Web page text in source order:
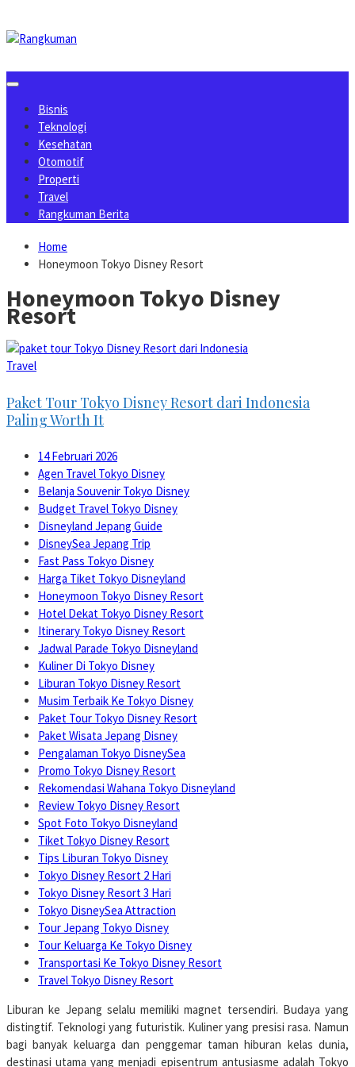
to
content
Bisnis
Teknologi
Kesehatan
Otomotif
Properti
Travel
Rangkuman Berita
Home
Honeymoon Tokyo Disney Resort
Honeymoon Tokyo Disney
Resort
Travel
Paket Tour Tokyo Disney Resort dari Indonesia
Paling Worth It
14 Februari 2026
Agen Travel Tokyo Disney
Belanja Souvenir Tokyo Disney
Budget Travel Tokyo Disney
Disneyland Jepang Guide
DisneySea Jepang Trip
Fast Pass Tokyo Disney
Harga Tiket Tokyo Disneyland
Honeymoon Tokyo Disney Resort
Hotel Dekat Tokyo Disney Resort
Itinerary Tokyo Disney Resort
Jadwal Parade Tokyo Disneyland
Kuliner Di Tokyo Disney
Liburan Tokyo Disney Resort
Musim Terbaik Ke Tokyo Disney
Paket Tour Tokyo Disney Resort
Paket Wisata Jepang Disney
Pengalaman Tokyo DisneySea
Promo Tokyo Disney Resort
Rekomendasi Wahana Tokyo Disneyland
Review Tokyo Disney Resort
Spot Foto Tokyo Disneyland
Tiket Tokyo Disney Resort
Tips Liburan Tokyo Disney
Tokyo Disney Resort 2 Hari
Tokyo Disney Resort 3 Hari
Tokyo DisneySea Attraction
Tour Jepang Tokyo Disney
Tour Keluarga Ke Tokyo Disney
Transportasi Ke Tokyo Disney Resort
Travel Tokyo Disney Resort
Liburan ke Jepang selalu memiliki magnet tersendiri. Budaya yang
distingtif. Teknologi yang futuristik. Kuliner yang presisi rasa. Namun
bagi banyak keluarga dan penggemar taman hiburan kelas dunia,
destinasi utama yang menjadi episentrum antusiasme adalah Tokyo